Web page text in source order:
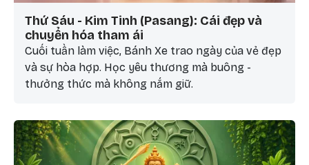
Thứ Sáu - Kim Tinh (Pasang): Cái đẹp và
chuyển hóa tham ái
Cuối tuần làm việc, Bánh Xe trao ngày của vẻ đẹp
và sự hòa hợp. Học yêu thương mà buông -
thưởng thức mà không nắm giữ.